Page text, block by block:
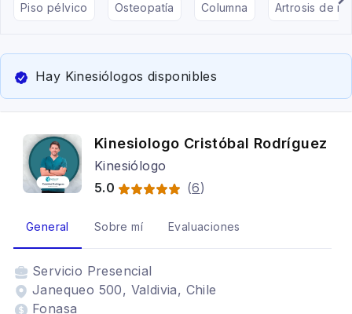
Piso pélvico Osteopatía Columna Artrosis de
Hay Kinesiólogos disponibles
Kinesiologo Cristóbal Rodríguez
Kinesiólogo
5.0
(6)
General Sobre mí Evaluaciones
Servicio Presencial
Janequeo 500, Valdivia, Chile
Fonasa